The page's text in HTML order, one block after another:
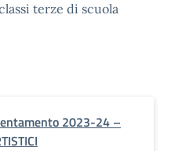
terze di scuola
2023-24 –